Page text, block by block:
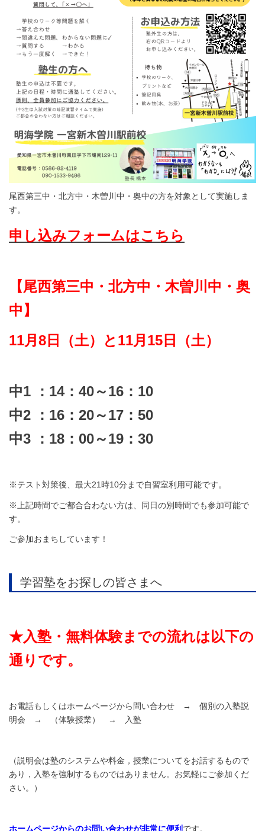
尾西第三中・北方中・木曽川中・奥中の方を対象として実施しま
す。
申し込みフォームはこちら
【尾西第三中・北方中・ 木曽川中・奥
中 】
11月8日（土）と11月15日（土）
中1 ：14：40～16：10
中2 ：16：20～17：50
中3 ：18：00～19：30
※テスト対策後、最大21時10分まで自習室利用可能です。
※上記時間でご都合合わない方は、同日の別時間でも参加可能で
す。
ご参加おまちしています！
学習塾をお探しの皆さまへ
★入塾・無料体験までの流れは以下の
通りです。
お電話もしくはホームページから問い合わせ → 個別の入塾説
明会 → （体験授業） → 入塾
（説明会は塾のシステムや料金，授業についてをお話するもので
あり，入塾を強制するものではありません。お気軽にご参加くだ
さい。）
ホームページからのお問い合わせが非常に便利 です。